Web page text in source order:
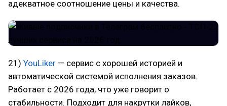
адекватное соотношение цены и качества.
21) YouLiker — сервис с хорошей историей и
автоматической системой исполнения заказов.
Работает с 2026 года, что уже говорит о
стабильности. Подходит для накрутки лайков,